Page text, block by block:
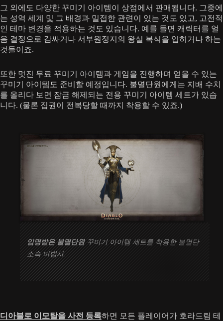
그 외에도 다양한 꾸미기 아이템이 상점에서 판매됩니다. 그중에
는 성역 세계 및 그 배경과 밀접한 관련이 있는 것도 있고, 고전적
인 테마 변경을 적용하는 것도 있습니다. 예를 들면 캐릭터를 얼
음 결정으로 감싸거나 서부원정지의 왕실 복식을 입히거나 하는
것들이죠.
또한 멋진 무료 꾸미기 아이템과 게임을 진행하며 얻을 수 있는
꾸미기 아이템도 준비할 예정입니다. 불멸단원에게는 지배 수치
를 올리다 보면 잠금 해제되는 전용 꾸미기 아이템 세트가 있습
니다. (물론 집권이 전복당할 때까지 착용할 수 있죠.)
임명받은 불멸단원꾸미기 아이템 세트를 착용한 불멸단
소속 마법사.
디아블로 이모탈을 사전 등록하면 모든 플레이어가 호라드림 테